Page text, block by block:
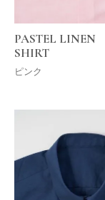
PASTEL LINEN
SHIRT
ピンク